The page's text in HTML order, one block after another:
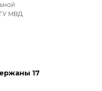
МВД
17